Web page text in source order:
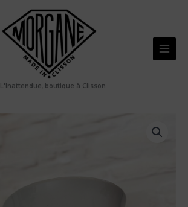
L'Inattendue, boutique à Clisson